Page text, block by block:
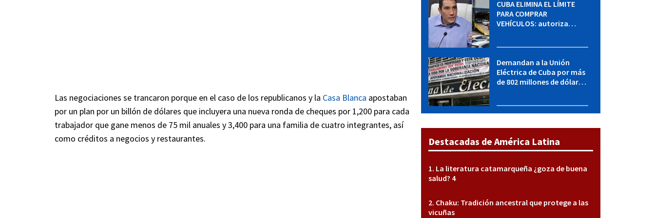
Las negociaciones se trancaron porque en el caso de los republicanos y la Casa Blanca apostaban
por un plan por un billón de dólares que incluyera una nueva ronda de cheques por 1,200 para cada
trabajador que gane menos de 75 mil anuales y 3,400 para una familia de cuatro integrantes, así
como créditos a negocios y restaurantes.
CUBA ELIMINA EL LÍMITE
PARA COMPRAR
VEHÍCULOS: autoriza
Demandan a la Unión
Eléctrica de Cuba por más
de 802 millones de dólares
Destacadas de América Latina
La literatura catamarqueña ¿goza de buena
salud? 4
Chaku: Tradición ancestral que protege a las
vicuñas